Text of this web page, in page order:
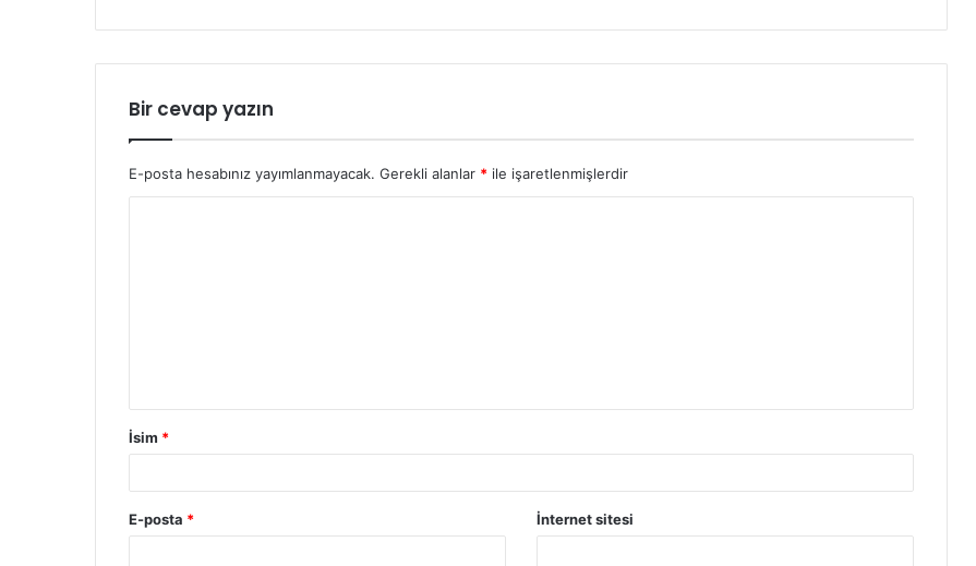
Bir cevap yazın
E-posta hesabınız yayımlanmayacak. Gerekli alanlar * ile işaretlenmişlerdir
İsim *
E-posta * İnternet sitesi